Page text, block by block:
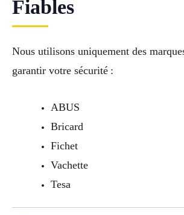
Fiables
Nous utilisons uniquement des
garantir votre sécurité :
ABUS
Bricard
Fichet
Vachette
Tesa